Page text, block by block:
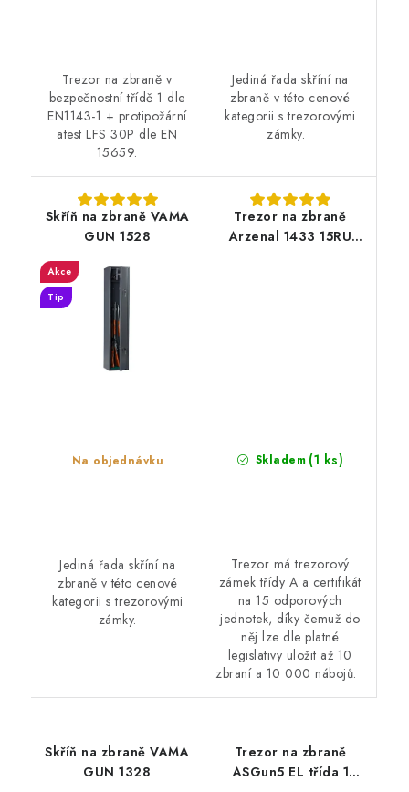
Trezor na zbraně v
bezpečnostní třídě 1 dle
EN1143-1 + protipožární
atest LFS 30P dle EN
15659.
Jediná řada skříní na
zbraně v této cenové
kategorii s trezorovými
zámky.
Skříň na zbraně VAMA
GUN 1528
Akce
Tip
Na objednávku
Jediná řada skříní na
zbraně v této cenové
kategorii s trezorovými
zámky.
Trezor na zbraně
Arzenal 1433 15RU
Skladem (1 ks)
Trezor má trezorový
zámek třídy A a certifikát
na 15 odporových
jednotek, díky čemuž do
něj lze dle platné
legislativy uložit až 10
zbraní a 10 000 nábojů.
Skříň na zbraně VAMA
GUN 1328
Trezor na zbraně
ASGun5 EL třída 1